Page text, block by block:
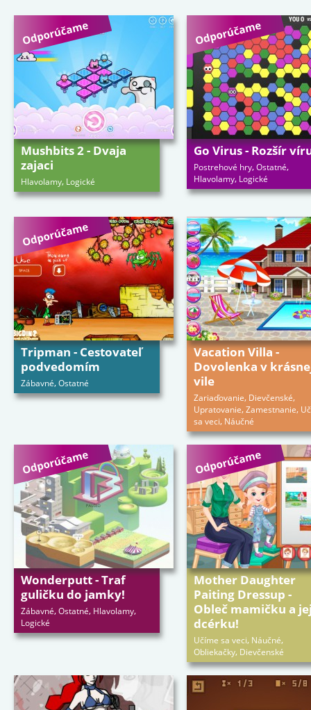
Mushbits 2 - Dvaja
zajaci
Hlavolamy, Logické
Go Virus - Rozšír
Postrehové hry,Ostatné,
Hlavolamy, Logické
Tripman - Cestovateľ
podvedomím
Zábavné,Ostatné
Vacation Villa -
Dovolenka v
vile
Zariaďovanie, Dievčenské,
Upratovanie,Zamestnanie,
sa veci, Náučné
Wonderputt - Traf
guličku do jamky!
Zábavné,Ostatné, Hlavolamy,
Logické
Mother Daughter
Paiting Dressup -
Obleč mamičku a
dcérku!
Učíme sa veci, Náučné,
Obliekačky, Dievčenské